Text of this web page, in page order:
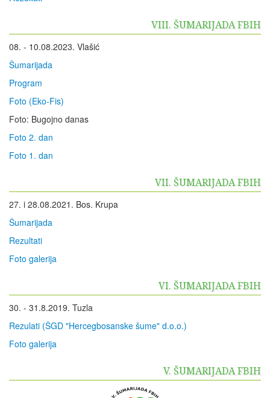
VIII. ŠUMARIJADA FBIH
08. - 10.08.2023. Vlašić
Šumarijada
Program
Foto (Eko-Fis)
Foto: Bugojno danas
Foto 2. dan
Foto 1. dan
VII. ŠUMARIJADA FBIH
27. i 28.08.2021. Bos. Krupa
Šumarijada
Rezultati
Foto galerija
VI. ŠUMARIJADA FBIH
30. - 31.8.2019. Tuzla
Rezulati (ŠGD "Hercegbosanske šume" d.o.o.)
Foto galerija
V. ŠUMARIJADA FBIH